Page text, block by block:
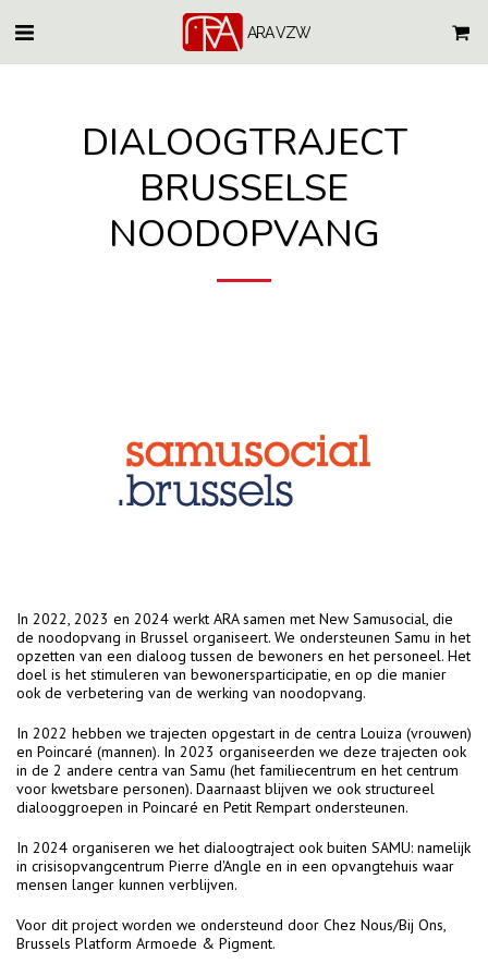
ARA VZW
DIALOOGTRAJECT
BRUSSELSE
NOODOPVANG
In 2022, 2023 en 2024 werkt ARA samen met New Samusocial, die
de noodopvang in Brussel organiseert. We ondersteunen Samu in het
opzetten van een dialoog tussen de bewoners en het personeel. Het
doel is het stimuleren van bewonersparticipatie, en op die manier
ook de verbetering van de werking van noodopvang.
In 2022 hebben we trajecten opgestart in de centra Louiza (vrouwen)
en Poincaré (mannen). In 2023 organiseerden we deze trajecten ook
in de 2 andere centra van Samu (het familiecentrum en het centrum
voor kwetsbare personen). Daarnaast blijven we ook structureel
dialooggroepen in Poincaré en Petit Rempart ondersteunen.
In 2024 organiseren we het dialoogtraject ook buiten SAMU: namelijk
in crisisopvangcentrum Pierre d'Angle en in een opvangtehuis waar
mensen langer kunnen verblijven.
Voor dit project worden we ondersteund door Chez Nous/Bij Ons,
Brussels Platform Armoede & Pigment.